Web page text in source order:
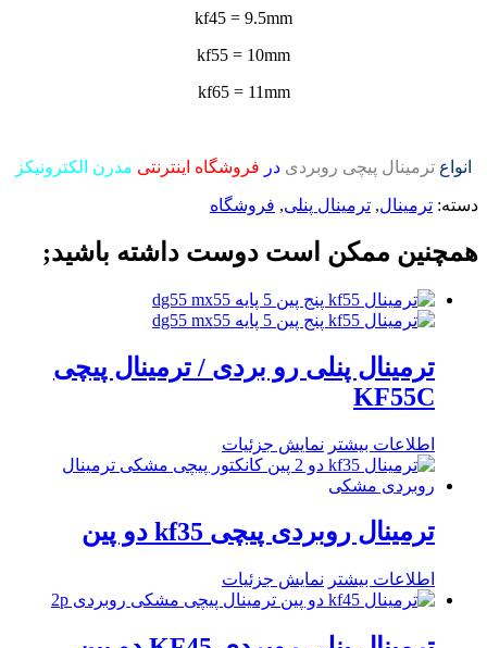
kf45 = 9.5mm
kf55 = 10mm
kf65 = 11mm
انواع ترمینال پیچی روبردی در فروشگاه اینترنتی مدرن الکترونیکز
دسته: ترمینال, ترمینال پنلی, فروشگاه
همچنین ممکن است دوست داشته باشید;
ترمینال پنلی رو بردی / ترمینال پیچی
KF55C
اطلاعات بیشتر نمایش جزئیات
ترمینال روبردی پیچی kf35 دو پین
اطلاعات بیشتر نمایش جزئیات